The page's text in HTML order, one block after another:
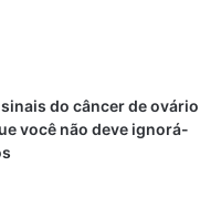
do câncer de ovário
você não deve ignorá-